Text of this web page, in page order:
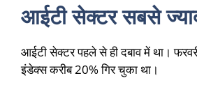
आईटी सेक्टर सबसे
आईटी सेक्टर पहले से ही दबाव में था।
इंडेक्स करीब 20% गिर चुका था।